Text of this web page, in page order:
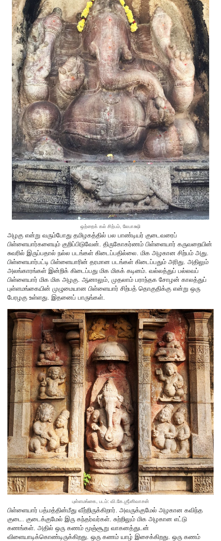
ஒற்றைக் கல் சிற்பம், லேபாக்ஷி
அழகு என்று வரும்போது தமிழகத்தில் பல பாண்டியர் குடைவரைப்
பிள்ளையார்களையும் குறிப்பிடுவேன். திருகோகர்ணம் பிள்ளையார் கருவறையின்
சுவரில் இருப்பதால் நல்ல படங்கள் கிடைப்பதில்லை. மிக அழகான சிற்பம் அது.
பிள்ளையார்பட்டி பிள்ளையாரின் தரமான படங்கள் கிடைப்பதும் அரிது. அதிலும்
அலங்காரங்கள் இன்றிக் கிடைப்பது மிக மிகக் கடினம். வல்லத்துப் பல்லவப்
பிள்ளையார் மிக மிக அழகு. ஆனாலும், முதலாம் பராந்தக சோழன் காலத்துப்
புள்ளமங்கையின் முழுமையான பிள்ளையார் சிற்பத் தொகுதிக்கு என்று ஒரு
பேரழகு உள்ளது. இதனைப் பாருங்கள்.
புள்ளமங்கை, படம்: வி.கே.ஶ்ரீனிவாசன்
பிள்ளையார் பத்மத்தின்மீது வீற்றிருக்கிறார். அவருக்குமேல் அழகான கவிந்த
குடை. குடைக்குமேல் இரு கந்தர்வர்கள். சுற்றிலும் மிக அழகான எட்டு
கணங்கள். அதில் ஒரு கணம் மூஞ்சூறு வாகனத்துடன்
விளையாடிக்கொண்டிருக்கிறது. ஒரு கணம் யாழ் இசைக்கிறது. ஒரு கணம்